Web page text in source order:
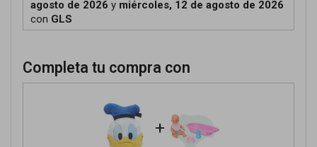
agosto de 2026 y miércoles, 12 de agosto de 2026
con GLS
Completa tu compra con
+